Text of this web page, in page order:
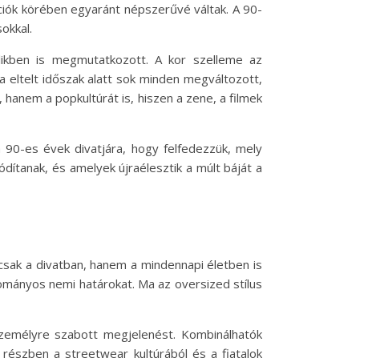
körében egyaránt népszerűvé váltak. A 90-
is megmutatkozott. A kor szelleme az
eltelt időszak alatt sok minden megváltozott,
a popkultúrát is, hiszen a zene, a filmek
es évek divatjára, hogy felfedezzük, mely
és amelyek újraélesztik a múlt báját a
a divatban, hanem a mindennapi életben is
nemi határokat. Ma az oversized stílus
szabott megjelenést. Kombinálhatók
a streetwear kultúrából és a fiatalok